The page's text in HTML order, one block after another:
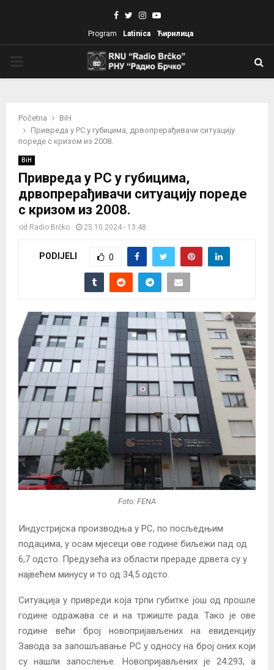
Facebook
TwitterInstagram
Youtube
Program Latinica Ћирилица
Početna
BiH
Привреда у РС у губицима, дрвопрерађивачи ситуацију
пореде с кризом из 2008.
BiH
Привреда у РС у губицима,
дрвопрерађивачи ситуацију пореде
с кризом из 2008.
od Radio Brčko 25.10.2024 - 13:48
PODIJELI 0
Foto: FENA
Индустријска производња у РС, по посљедњим
подацима, у осам мјесеци ове године биљежи пад од
6,7 одсто. Предузећа из области прераде дрвета су у
највећем минусу и то од 34,5 одсто.
Ситуација у привреди која трпи губитке још од прошле
године одражава се и на тржиште рада. Тако је ове
године већи број новопријављених на евиденцију
Завода за запошљавање РС у односу на број оних који
су нашли запослење. Новопријављених је 24.293, а